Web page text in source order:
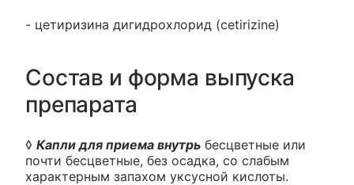
- цетиризина дигидрохлорид (cetirizine)
Состав и форма выпуска
препарата
◊ Капли для приема внутрь бесцветные или
почти бесцветные, без осадка, со слабым
характерным запахом уксусной кислоты.